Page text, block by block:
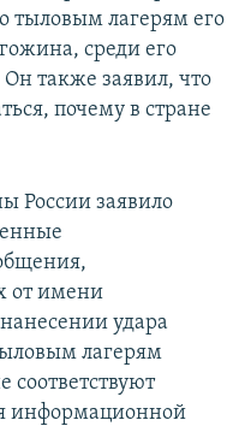
тыловым лагерям его
среди его
также заявил, что
почему в стране
России заявило
от имени
удара
лагерям
соответствуют
информационной